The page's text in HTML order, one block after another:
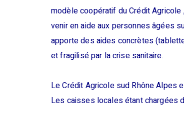
modèle coopératif du Crédit
venir en aide aux personnes âgées
apporte des aides concrètes
et fragilisé par la crise sanitaire.
Le Crédit Agricole sud Rhône Alpes
Les caisses locales étant chargées